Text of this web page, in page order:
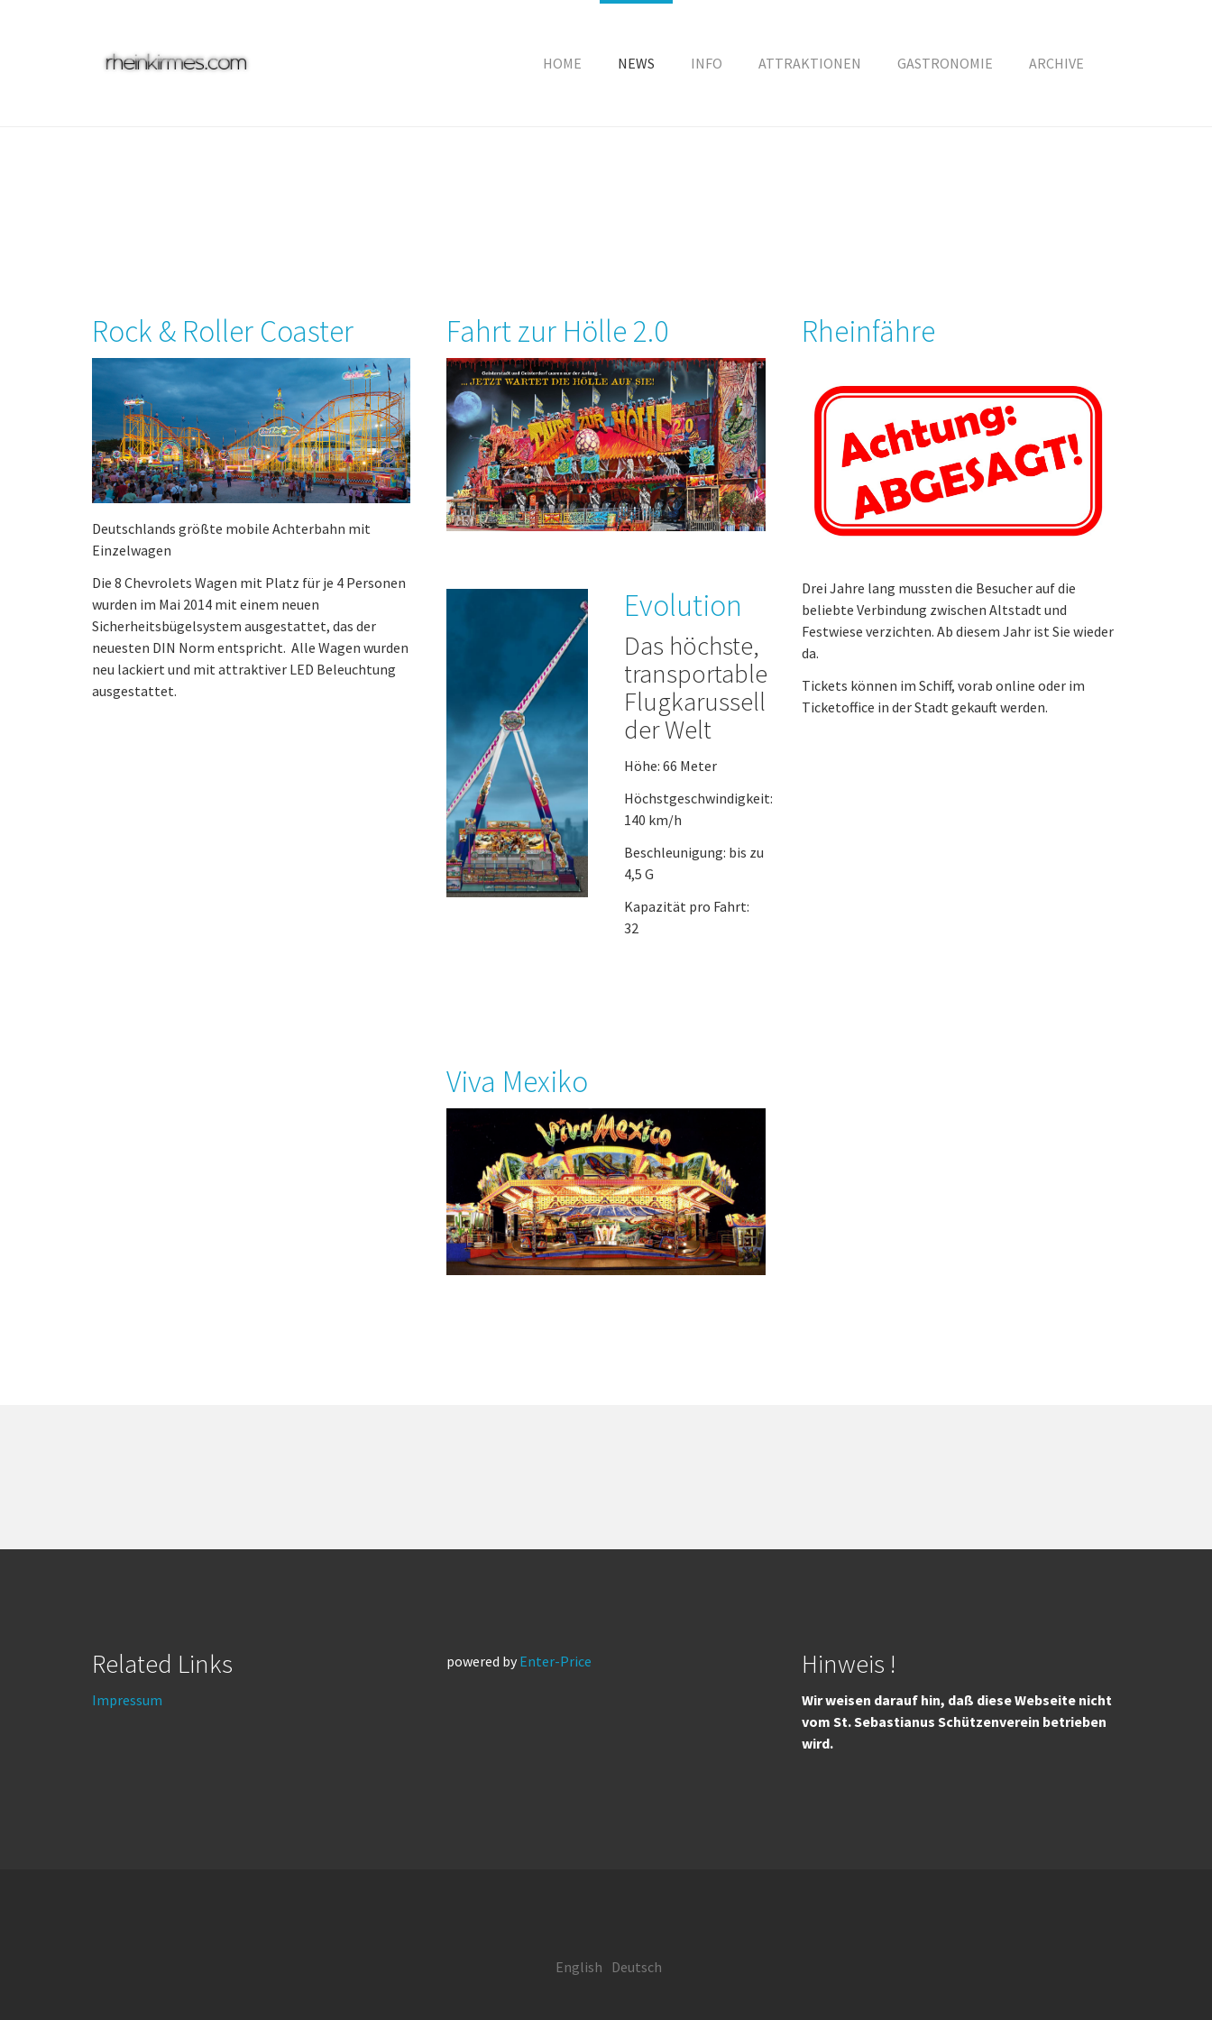
HOME NEWS INFO ATTRAKTIONEN GASTRONOMIE ARCHIVE
Rock & Roller Coaster
Deutschlands größte mobile Achterbahn mit
Einzelwagen
Die 8 Chevrolets Wagen mit Platz für je 4 Personen
wurden im Mai 2014 mit einem neuen
Sicherheitsbügelsystem ausgestattet, das der
neuesten DIN Norm entspricht. Alle Wagen wurden
neu lackiert und mit attraktiver LED Beleuchtung
ausgestattet.
Fahrt zur Hölle 2.0
Evolution
Das höchste,
transportable
Flugkarussell
der Welt
Höhe: 66 Meter
Höchstgeschwindigkeit:
140 km/h
Beschleunigung: bis zu
4,5 G
Kapazität pro Fahrt:
32
Viva Mexiko
Rheinfähre
Drei Jahre lang mussten die Besucher auf die
beliebte Verbindung zwischen Altstadt und
Festwiese verzichten. Ab diesem Jahr ist Sie wieder
da.
Tickets können im Schiff, vorab online oder im
Ticketoffice in der Stadt gekauft werden.
Related Links
Impressum
powered by Enter-Price Hinweis !
Wir weisen darauf hin, daß diese Webseite nicht
vom St. Sebastianus Schützenverein betrieben
wird.
English Deutsch